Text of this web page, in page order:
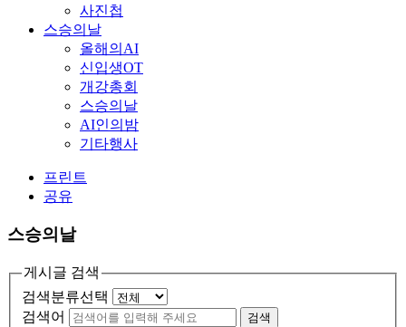
사진첩
스승의날
올해의AI
신입생OT
개강총회
스승의날
AI인의밤
기타행사
프린트
공유
스승의날
게시글 검색
검색분류선택
검색어
검색